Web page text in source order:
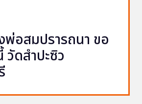
พ่อสมปรารถนา ขอ
ดสำปะซิว